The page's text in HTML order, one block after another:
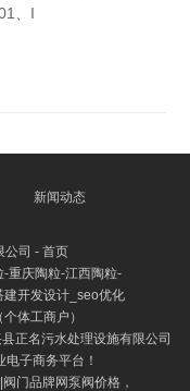
、I
新闻动态
公司 - 首页
重庆陶粒-江西陶粒-
开发设计_seo优化
体工商户）
正名污水处理设施有限公司
子商务平台！
门品牌网泵阀价格，